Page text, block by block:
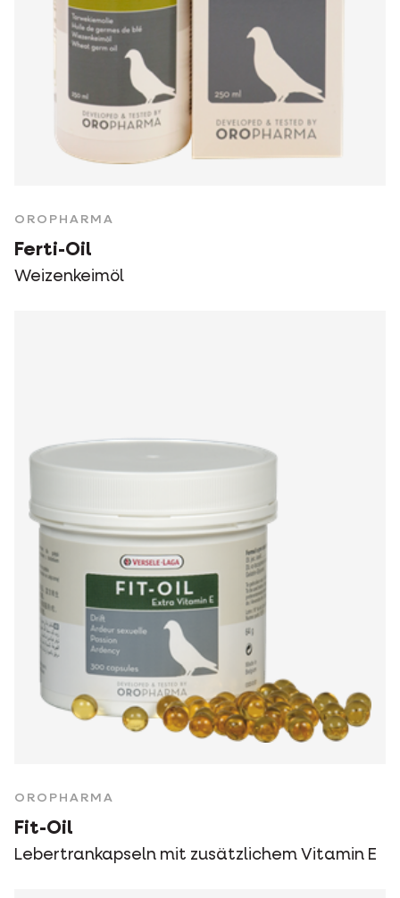
OROPHARMA
Ferti-Oil
Weizenkeimöl
OROPHARMA
Fit-Oil
Lebertrankapseln mit zusätzlichem Vitamin E